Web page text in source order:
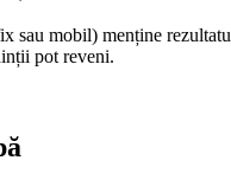
sau mobil) menține
pot reveni.